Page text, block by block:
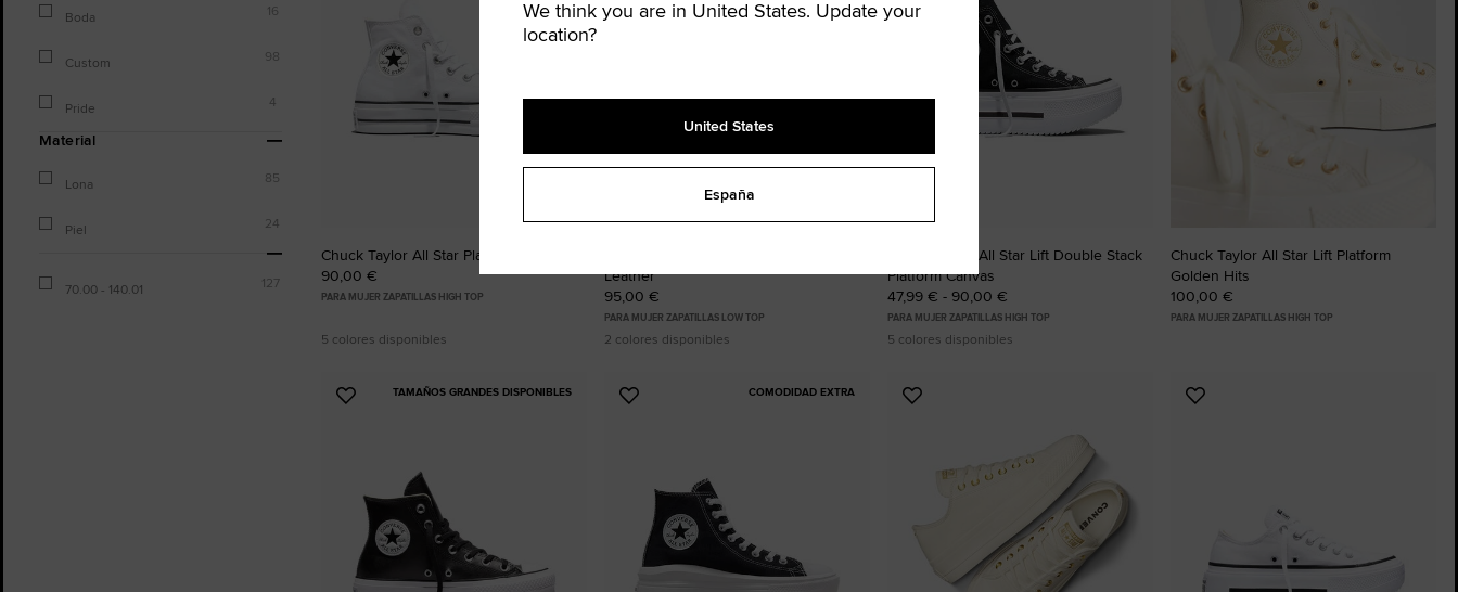
Boda 16
Custom 98
Pride 4
Material
Lona 85
Piel 24
70.00 - 140.01 127
Chuck Taylor All Star Platform
90,00 €
PARA MUJER ZAPATILLAS HIGH TOP
5 colores disponibles
Leather
95,00 €
PARA MUJER ZAPATILLAS LOW TOP
2 colores disponibles
Chuck Taylor All Star Lift Double Stack
Platform Canvas
47,99 € - 90,00 €
PARA MUJER ZAPATILLAS HIGH TOP
5 colores disponibles
Chuck Taylor All Star Lift Platform
Golden Hits
100,00 €
PARA MUJER ZAPATILLAS HIGH TOP
TAMAÑOS GRANDES DISPONIBLES
Añadir
COMODIDAD EXTRA
Añadir
Añadir
Añadir
We think you are in United States. Update your
location?
United States
España